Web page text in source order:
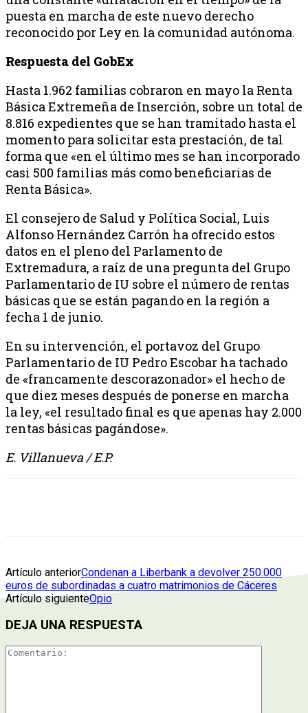
puesta en marcha de este nuevo derecho
reconocido por Ley en la comunidad autónoma.
Respuesta del GobEx
Hasta 1.962 familias cobraron en mayo la Renta
Básica Extremeña de Inserción, sobre un total de
8.816 expedientes que se han tramitado hasta el
momento para solicitar esta prestación, de tal
forma que «en el último mes se han incorporado
casi 500 familias más como beneficiarias de
Renta Básica».
El consejero de Salud y Política Social, Luis
Alfonso Hernández Carrón ha ofrecido estos
datos en el pleno del Parlamento de
Extremadura, a raíz de una pregunta del Grupo
Parlamentario de IU sobre el número de rentas
básicas que se están pagando en la región a
fecha 1 de junio.
En su intervención, el portavoz del Grupo
Parlamentario de IU Pedro Escobar ha tachado
de «francamente descorazonador» el hecho de
que diez meses después de ponerse en marcha
la ley, «el resultado final es que apenas hay 2.000
rentas básicas pagándose».
E. Villanueva / E.P.
Artículo anteriorCondenan a Liberbank a devolver 250.000
euros de subordinadas a cuatro matrimonios de Cáceres
Artículo siguienteOpio
DEJA UNA RESPUESTA